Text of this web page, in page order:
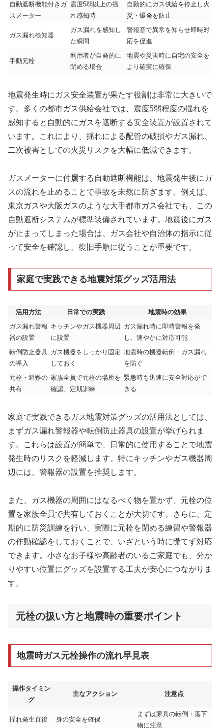
自動遮断機能付きガ
スメーター
震度5弱以上の揺
れ感知時
自動的にガス供給を停止し火
災・爆発を防止
ガス漏れ検知器
ガス漏れを感知し
た瞬間
警報音で異常を知らせ即時対
応を促進
手動元栓
利用者が自発的に
閉める場合
地震や災害時に自宅の安全を
より確実に確保
地震発生時にガス安全装置が果たす役割は非常に大きいで
す。多くの都市ガス供給会社では、震度5弱程度の揺れを
感知すると自動的にガスを遮断する安全装置が設置されて
います。これにより、揺れによる配管の破損やガス漏れ、
二次被害としての火災リスクを大幅に低減できます。
ガスメーターに付属する自動遮断機能は、地震発生後にガ
スの流れを止めることで事故を未然に防ぎます。例えば、
東京ガスや大阪ガスのような大手都市ガス会社でも、この
自動遮断システムが標準装備されています。地震後にガス
が止まってしまった場合は、ガス会社や自治体の指示に従
って安全を確認し、復旧手順に従うことが重要です。
家庭で実践できる地震対策グッズ活用法
活用方法 日常での実践
地震時の効果
ガス漏れ警報
器の設置
キッチンやガス機器周辺
に設置
ガス漏れ時に即時警報を発
し、速やかに対応可能
転倒防止器具
の導入
ガス機器をしっかり固定
しておく
地震時の機器転倒・ガス漏れ
を防ぐ
元栓・避難の
共有
家族全員で元栓の場所を
確認、定期訓練
緊急時も迅速に安全対応がで
きる
家庭で実践できるガス地震対策グッズの活用法としては、
まずガス漏れ警報器や転倒防止器具の設置が挙げられま
す。これらは設置が簡単で、日常的に使用することで地震
発生時のリスクを軽減します。特にキッチンやガス機器周
辺には、警報器の設置を推奨します。
また、ガス機器の周囲にはなるべく物を置かず、元栓の位
置を家族全員で共有しておくことが大切です。さらに、定
期的に防災訓練を行い、実際に元栓を閉める練習や警報器
の作動確認をしておくことで、いざという時に慌てず対応
できます。小さなお子様や高齢者のいるご家庭でも、分か
りやすい位置にグッズを設置する工夫が安心につながりま
す。
元栓の扱い方と地震時の重要ポイント
地震時ガス元栓操作の流れ早見表
操作タイミン
グ
主なアクション 注意点
揺れ発生直後 身の安全を確保
まずは家具の転倒・落下
物に注意